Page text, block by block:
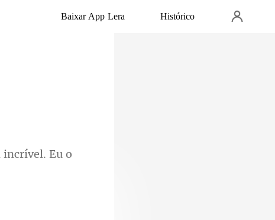
Baixar App Lera Histórico
Eu o